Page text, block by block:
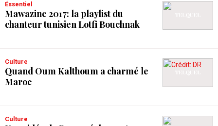
Éssentiel
Mawazine 2017: la playlist du
chanteur tunisien Lotfi Bouchnak
Culture
Quand Oum Kalthoum a charmé le
Maroc
Culture